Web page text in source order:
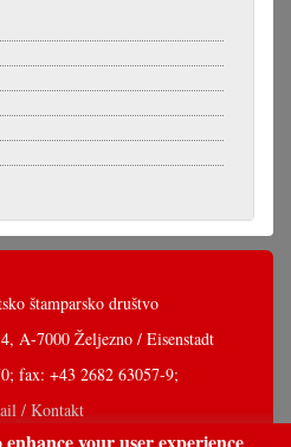
štamparsko društvo
A-7000 Željezno / Eisenstadt
fax: +43 2682 63057-9;
/ Kontakt